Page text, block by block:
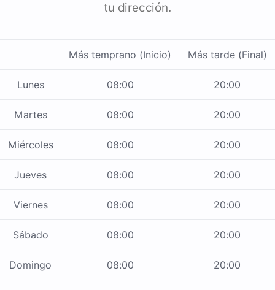
tu dirección.
Más temprano (Inicio) Más tarde (Final)
Lunes 08:00 20:00
Martes 08:00 20:00
Miércoles 08:00 20:00
Jueves 08:00 20:00
Viernes 08:00 20:00
Sábado 08:00 20:00
Domingo 08:00 20:00